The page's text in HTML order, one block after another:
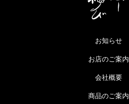
お知らせ
お店のご案内
会社概要
商品のご案内